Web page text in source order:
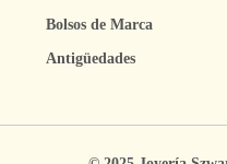
Bolsos de Marca
Antigüedades